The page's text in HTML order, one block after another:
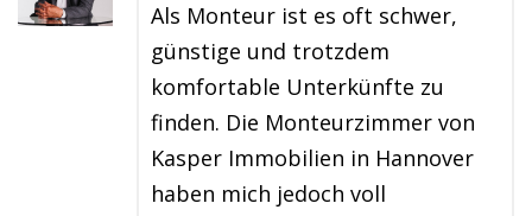
Als Monteur ist es oft schwer,
günstige und trotzdem
komfortable Unterkünfte zu
finden. Die Monteurzimmer von
Kasper Immobilien in Hannover
haben mich jedoch voll